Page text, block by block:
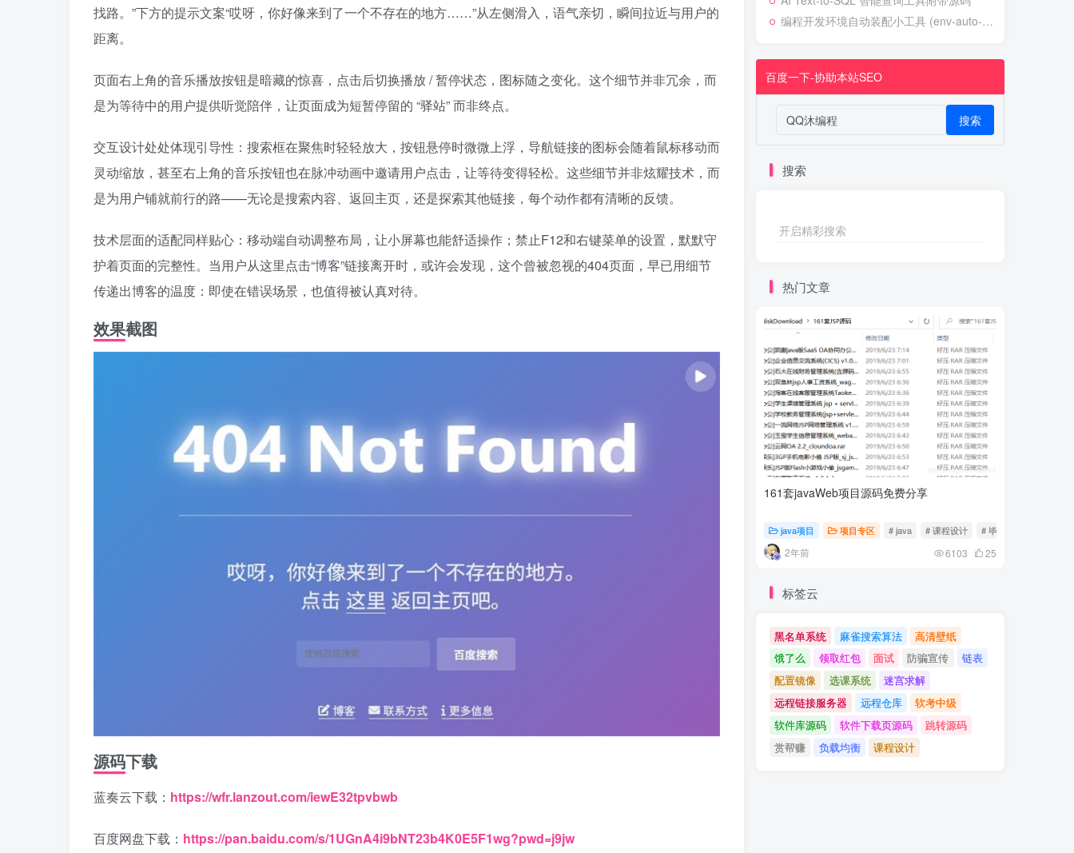
找路。”下方的提示文案“哎呀，你好像来到了一个不存在的地方……”从左侧滑入，语气亲切，瞬间拉近与用户的
距离。
页面右上角的音乐播放按钮是暗藏的惊喜，点击后切换播放 / 暂停状态，图标随之变化。这个细节并非冗余，而
是为等待中的用户提供听觉陪伴，让页面成为短暂停留的 “驿站” 而非终点。
交互设计处处体现引导性：搜索框在聚焦时轻轻放大，按钮悬停时微微上浮，导航链接的图标会随着鼠标移动而
灵动缩放，甚至右上角的音乐按钮也在脉冲动画中邀请用户点击，让等待变得轻松。这些细节并非炫耀技术，而
是为用户铺就前行的路——无论是搜索内容、返回主页，还是探索其他链接，每个动作都有清晰的反馈。
技术层面的适配同样贴心：移动端自动调整布局，让小屏幕也能舒适操作；禁止F12和右键菜单的设置，默默守
护着页面的完整性。当用户从这里点击“博客”链接离开时，或许会发现，这个曾被忽视的404页面，早已用细节
传递出博客的温度：即使在错误场景，也值得被认真对待。
效果截图
源码下载
蓝奏云下载： https://wfr.lanzout.com/iewE32tpvbwb
百度网盘下载： https://pan.baidu.com/s/1UGnA4i9bNT23b4K0E5F1wg?pwd=j9jw
编程开发环境自动装配小工具 (env-auto-setup)
百度一下-协助本站SEO
搜索
搜索
开启精彩搜索
热门文章
161套javaWeb项目源码免费分享
java项目 项目专区 # java # 课程设计 # 毕业设计
2年前 6103 25
标签云
黑名单系统 麻雀搜索算法
高清壁纸
饿了么
领取红包 面试 防骗宣传
链表
配置镜像
选课系统
迷宫求解
远程链接服务器
远程仓库
软考中级
软件库源码
软件下载页源码
跳转源码
赏帮赚
负载均衡 课程设计